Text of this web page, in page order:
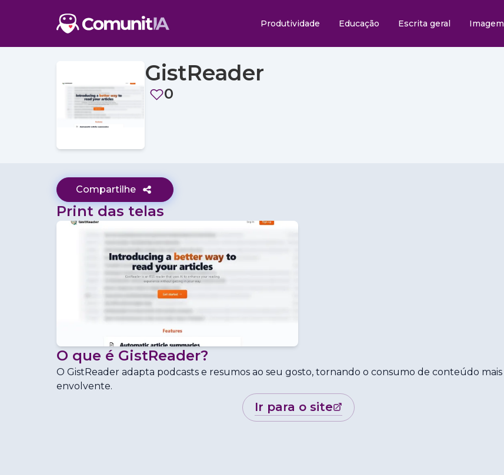
Produtividade Educação Escrita geral Imagem
GistReader
0
Compartilhe
Print das telas
O que é GistReader?
O GistReader adapta podcasts e resumos ao seu gosto, tornando o consumo de conteúdo mais
envolvente.
ir para o site